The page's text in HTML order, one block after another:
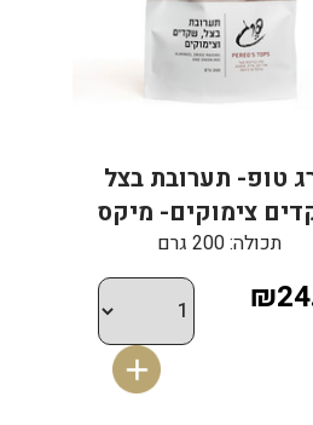
טופ- תערובת בצל
צימוקים- מיקס
תכולה: 200 גרם